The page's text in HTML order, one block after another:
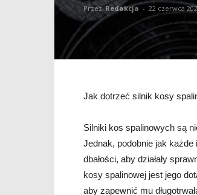
Przez Redakcja - 22 czerwca
Jak dotrzeć silnik kosy
Silniki kos spalinowych są
Jednak, podobnie jak
dbałości, aby działały
kosy spalinowej jest jego
aby zapewnić mu